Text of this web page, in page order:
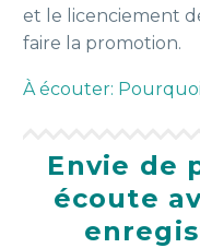
et le licenciement
faire la promotion.
À écouter:
Envie de
écoute